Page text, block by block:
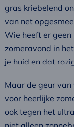
gras kriebelend
van net
Wie heeft er geen
zomeravond in
je huid en dat
Maar de geur van
voor heerlijke
ook tegen het
niet alleen